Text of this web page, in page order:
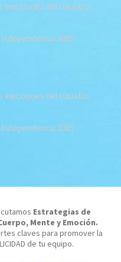
elecciones del claustro
3065
elecciones del claustro
3065
Estrategias de
Mente y Emoción.
claves para promover la
de tu equipo.